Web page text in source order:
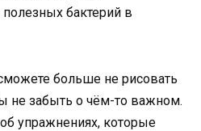
бактерий в
больше не рисовать
не забыть о чём-то важном.
упражнениях, которые